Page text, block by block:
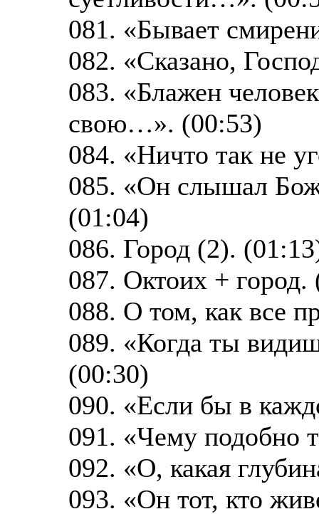
081. «Бывает
082. «Сказано,
083. «Блажен
свою…». (00:53)
084. «Ничто так не
085. «Он слышал
(01:04)
086. Город (2).
087. Октоих + город.
088. О том, как все
089. «Когда ты
(00:30)
090. «Если бы в
091. «Чему подобно
092. «О, какая
093. «Он тот, кто